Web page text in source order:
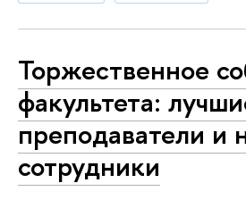
Торжественное
факультета:
преподаватели и
сотрудники